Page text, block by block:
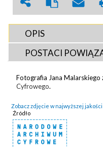
OPIS
POSTACI
Fotografia Jana
Cyfrowego.
Zobacz zdjęcie w najwyższej jakości
Źródło